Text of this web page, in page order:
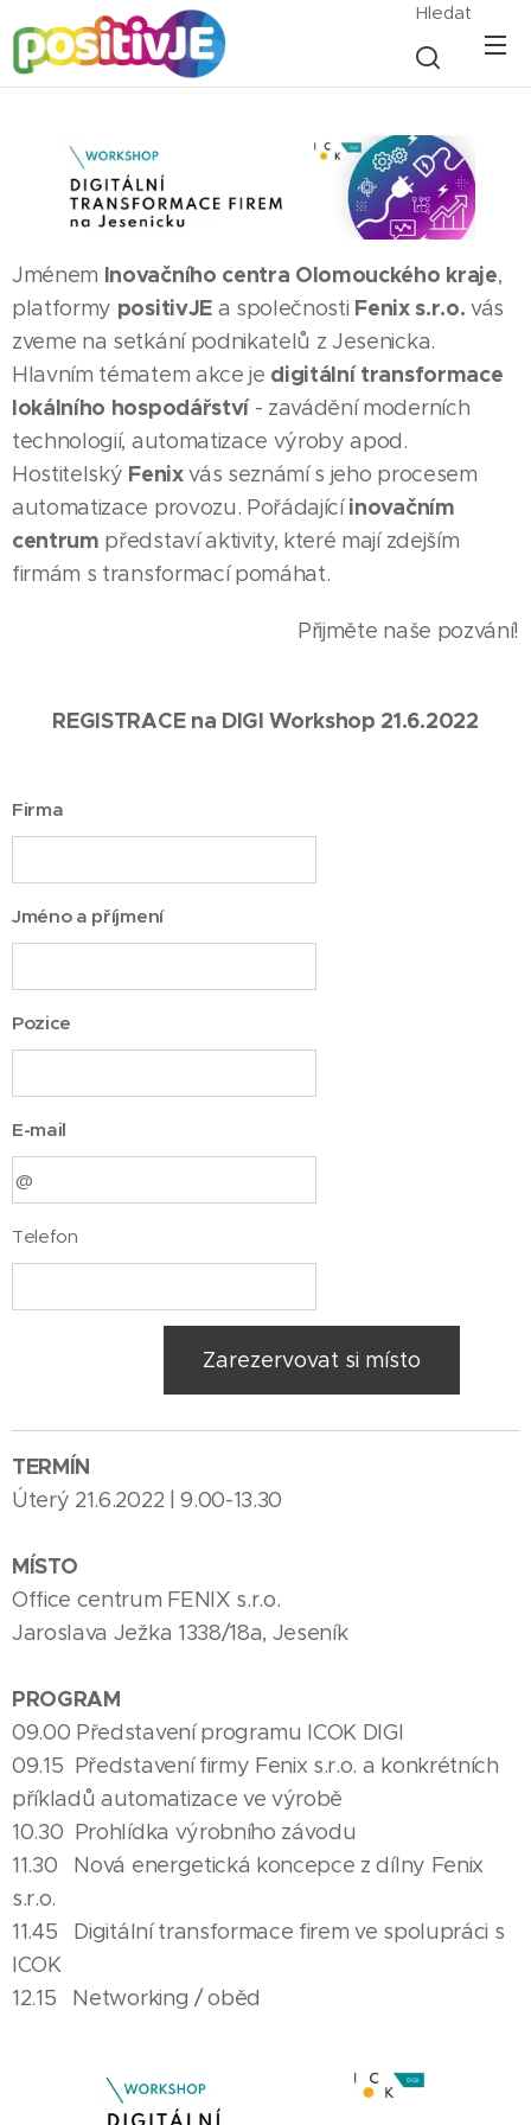
Hledat
Jménem Inovačního centra Olomouckého kraje,
platformy positivJEa společnosti Fenix s.r.o. vás
zveme na setkání podnikatelů z Jesenicka.
Hlavním tématem akce je digitální transformace
lokálního hospodářství- zavádění moderních
technologií, automatizace výroby apod.
Hostitelský Fenixvás seznámí s jeho procesem
automatizace provozu. Pořádajícíinovačním
centrum představí aktivity, které mají zdejším
firmám s transformací pomáhat.
Přijměte naše pozvání!
REGISTRACE na DIGI Workshop 21.6.2022
Firma
Jméno a příjmení
Pozice
E-mail
Telefon
Zarezervovat si místo
TERMÍN
Úterý 21.6.2022 | 9.00-13.30
MÍSTO
Office centrum FENIX s.r.o.
Jaroslava Ježka 1338/18a, Jeseník
PROGRAM
09.00 Představení programu ICOK DIGI
09.15 Představení firmy Fenix s.r.o. a konkrétních
příkladů automatizace ve výrobě
10.30 Prohlídka výrobního závodu
11.30 Nová energetická koncepce z dílny Fenix
s.r.o.
11.45 Digitální transformace firem ve spolupráci s
ICOK
12.15 Networking / oběd